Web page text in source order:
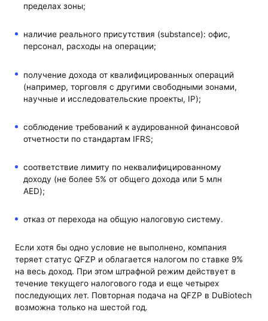
пределах зоны;
наличие реального присутствия (substance): офис,
персонал, расходы на операции;
получение дохода от квалифицированных операций
(например, торговля с другими свободными зонами,
научные и исследовательские проекты, IP);
соблюдение требований к аудированной финансовой
отчетности по стандартам IFRS;
соответствие лимиту по неквалифицированному
доходу (не более 5% от общего дохода или 5 млн
AED);
отказ от перехода на общую налоговую систему.
Если хотя бы одно условие не выполнено, компания
теряет статус QFZP и облагается налогом по ставке 9%
на весь доход. При этом штрафной режим действует в
течение текущего налогового года и еще четырех
последующих лет. Повторная подача на QFZP в DuBiotech
возможна только на шестой год.